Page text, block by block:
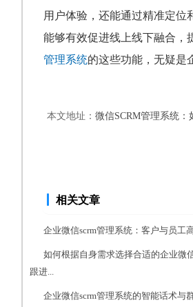
用户体验，还能通过精准定位
能够有效促进线上线下融合，
管理系统的这些功能，无疑是
本文地址： 微信SCRM管理系统
相关文章
企业微信scrm管理系统：客户与员工
如何根据自身需求选择合适的企业微
跟进...
企业微信scrm管理系统的智能话术与